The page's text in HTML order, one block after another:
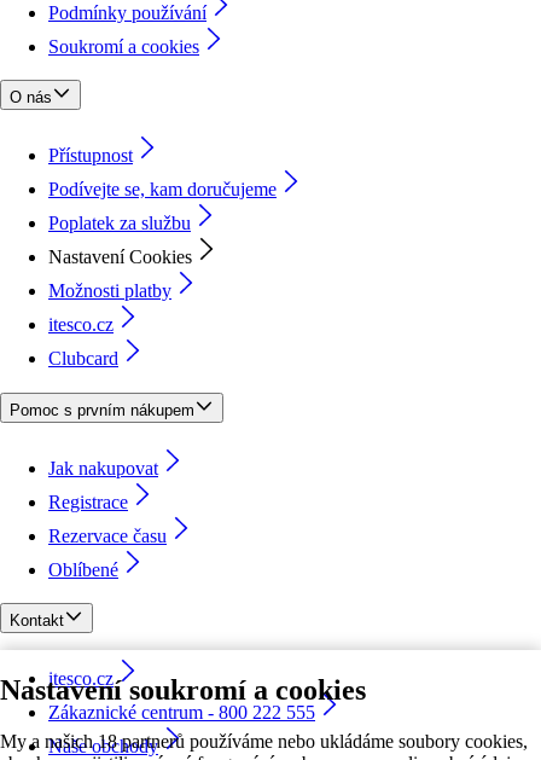
Nastavení soukromí a cookies
My a našich 18 partnerů používáme nebo ukládáme soubory cookies,
Podmínky používání
Soukromí a cookies
O nás
Přístupnost
Podívejte se, kam doručujeme
Poplatek za službu
Nastavení Cookies
Možnosti platby
itesco.cz
Clubcard
Pomoc s prvním nákupem
Jak nakupovat
Registrace
Rezervace času
Oblíbené
Kontakt
itesco.cz
Zákaznické centrum - 800 222 555
Naše obchody